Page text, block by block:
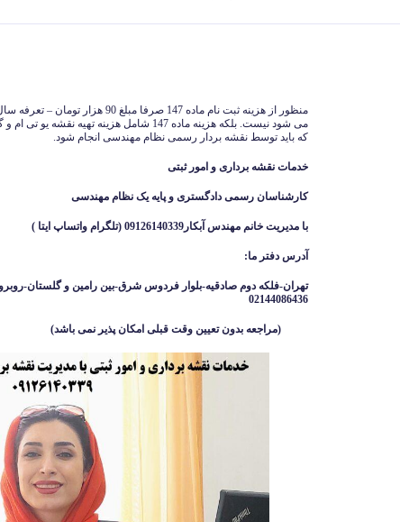
می شود نیست. بلکه هزینه ماده 147 شامل هزینه
که باید توسط نقشه بردار رسمی نظام مهندسی انجام شود.
خدمات نقشه برداری و امور ثبتی
کارشناسان رسمی دادگستری و پایه یک نظام مهندسی
با مدیریت خانم مهندس آبکار09126140339 (تلگرام واتساپ ایتا )
آدرس دفتر ما:
تهران-فلکه دوم صادقیه-بلوار فردوس شرق-بین رامین و گلستان-
02144086436
(مراجعه بدون تعیین وقت قبلی امکان پذیر نمی باشد)